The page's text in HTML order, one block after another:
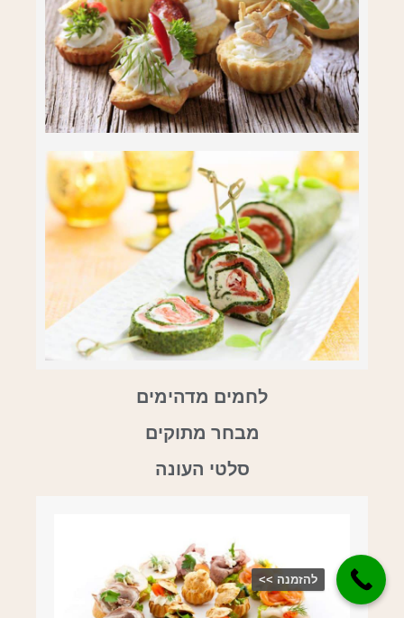
לחמים מדהימים
מבחר מתוקים
סלטי העונה
להזמנה >>